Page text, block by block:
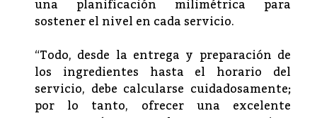
una planificación milimétrica para
sostener el nivel en cada servicio.
“Todo, desde la entrega y preparación de
los ingredientes hasta el horario del
servicio, debe calcularse cuidadosamente;
por lo tanto, ofrecer una excelente